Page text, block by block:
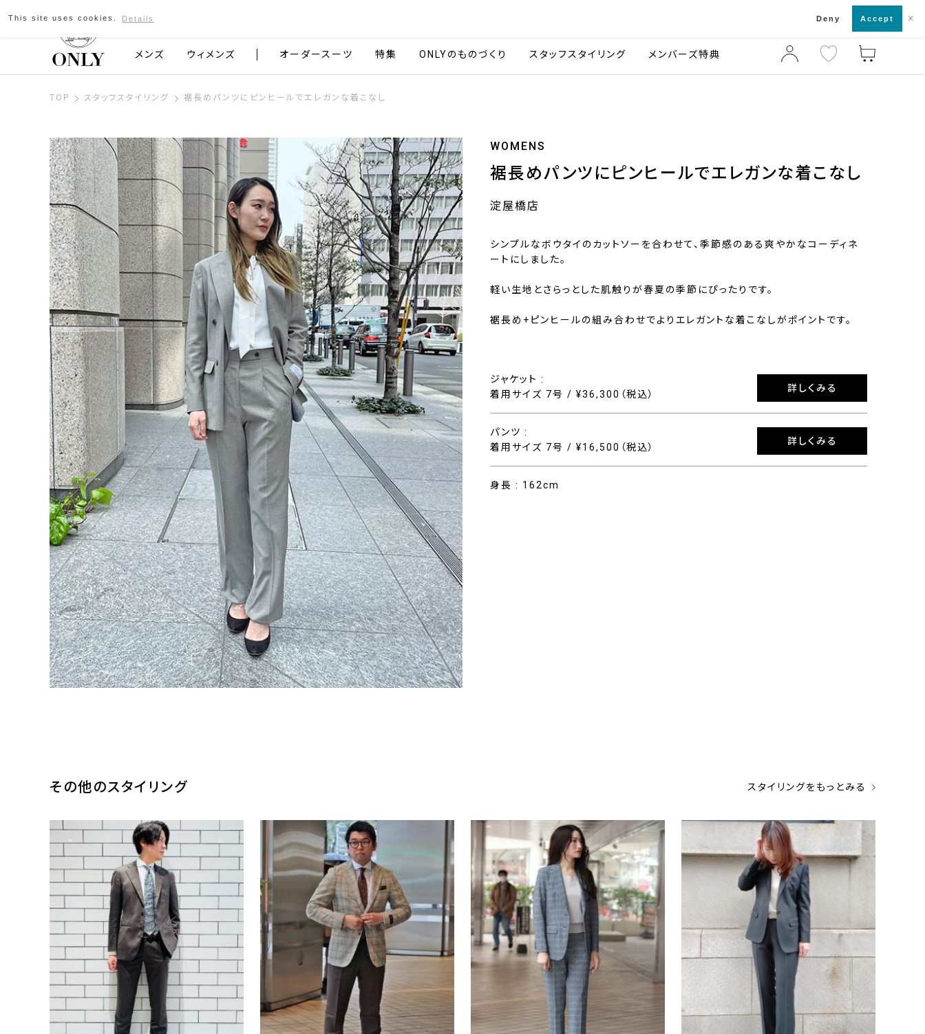
京都発のスーツブランド ONLY 店舗一覧・来店予約
メンズ ウィメンズ オーダースーツ 特集 ONLYのものづくり スタッフスタイリング メンバーズ特典
TOP スタッフスタイリング 裾長めパンツにピンヒールでエレガンな着こなし
WOMENS
裾長めパンツにピンヒールでエレガンな着こなし
淀屋橋店
シンプルなボウタイのカットソーを合わせて、季節感のある爽やかなコーディネ
ートにしました。
軽い生地とさらっとした肌触りが春夏の季節にぴったりです。
裾長め+ピンヒールの組み合わせでよりエレガントな着こなしがポイントです。
ジャケット :
着用サイズ 7号 / ¥36,300（税込）
詳しくみる
パンツ :
着用サイズ 7号 / ¥16,500（税込）
詳しくみる
身長 : 162cm
その他のスタイリング スタイリングをもっとみる
This site uses cookies. Details Deny Accept ×